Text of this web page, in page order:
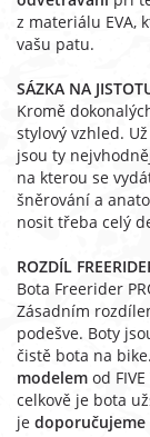
z materiálu EVA,
vašu patu.
SÁZKA NA
Kromě
stylový vzhled.
jsou ty
na kterou se
šněrování a
nosit třeba celý
ROZDÍL
Bota Freerider
Zásadním
podešve. Boty
čistě bota na
modelem od
celkově je bota
je